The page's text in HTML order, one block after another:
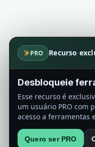
PRO Recurso
Desbloqueie
Esse recurso é
um usuário PRO com
acesso a ferramentas
Quero ser PRO